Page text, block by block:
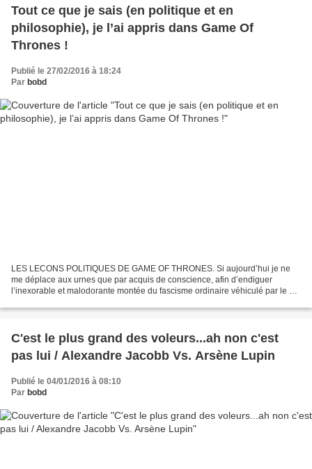
Tout ce que je sais (en politique et en
philosophie), je l’ai appris dans Game Of
Thrones !
Publié le 27/02/2016 à 18:24
Par bobd
LES LECONS POLITIQUES DE GAME OF THRONES. Si aujourd’hui je ne
me déplace aux urnes que par acquis de conscience, afin d’endiguer
l’inexorable et malodorante montée du fascisme ordinaire véhiculé par le FN
C'est le plus grand des voleurs...ah non c'est
pas lui / Alexandre Jacobb Vs. Arsène Lupin
Publié le 04/01/2016 à 08:10
Par bobd